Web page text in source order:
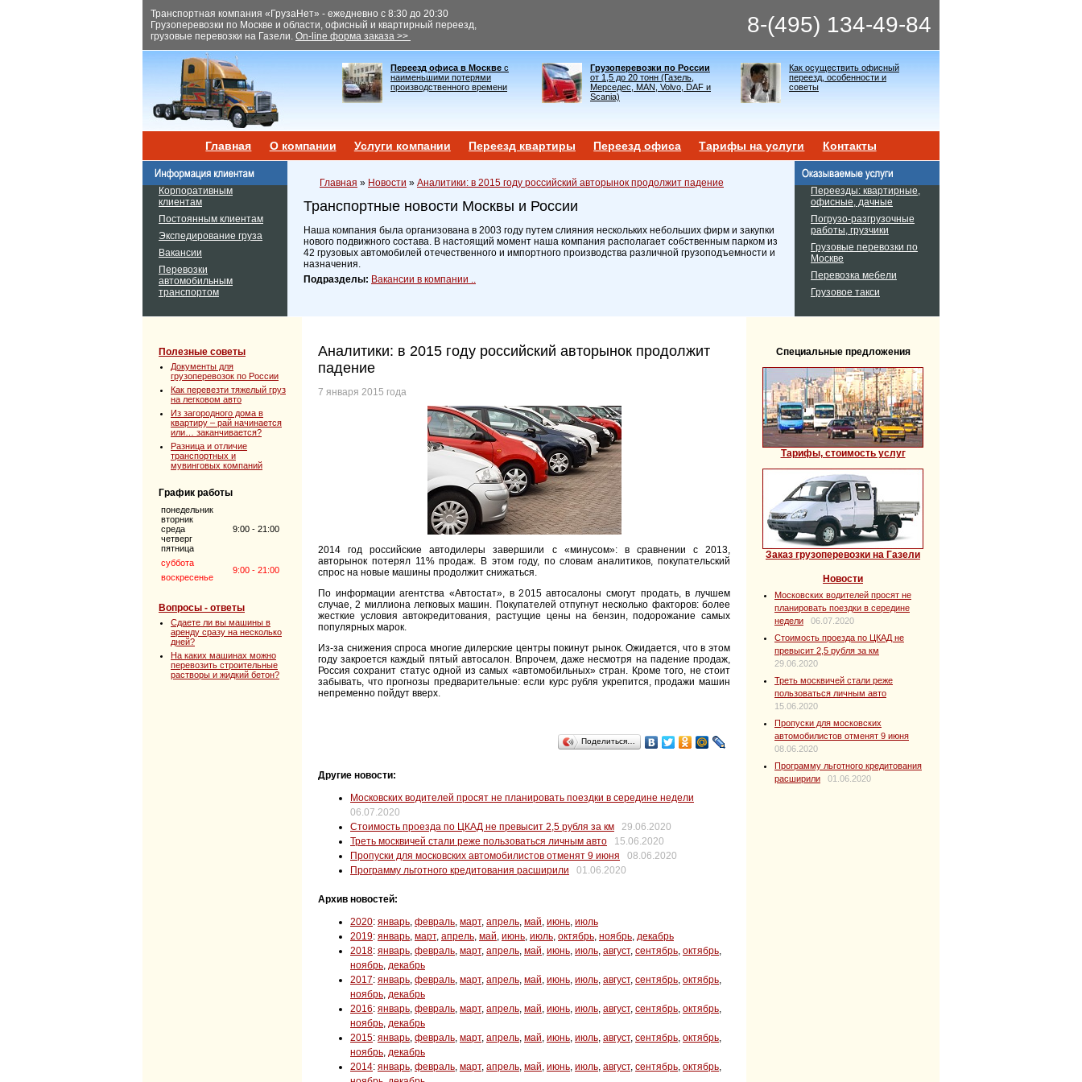
Транспортная компания «ГрузаНет» - ежедневно с 8:30 до 20:30
Грузоперевозки по Москве и области, офисный и квартирный переезд,
грузовые перевозки на Газели. On-line форма заказа >> 8-(495) 134-49-84
Переезд офиса в Москве с
наименьшими потерями
производственного времени
Грузоперевозки по России
от 1,5 до 20 тонн (Газель,
Мерседес, MAN, Volvo, DAF и
Scania)
Как осуществить офисный
переезд, особенности и
советы
Главная О компании Услуги компании Переезд квартиры Переезд офиса Тарифы на услуги Контакты
Корпоративным
клиентам
Постоянным клиентам
Экспедирование груза
Вакансии
Перевозки
автомобильным
транспортом
Главная » Новости » Аналитики: в 2015 году российский авторынок продолжит падение
Транспортные новости Москвы и России
Наша компания была организована в 2003 году путем слияния нескольких небольших фирм и закупки
нового подвижного состава. В настоящий момент наша компания располагает собственным парком из
42 грузовых автомобилей отечественного и импортного производства различной грузоподъемности и
назначения.
Подразделы: Вакансии в компании ..
Переезды: квартирные,
офисные, дачные
Погрузо-разгрузочные
работы, грузчики
Грузовые перевозки по
Москве
Перевозка мебели
Грузовое такси
Полезные советы
Документы для
грузоперевозок по России
Как перевезти тяжелый груз
на легковом авто
Из загородного дома в
квартиру – рай начинается
или… заканчивается?
Разница и отличие
транспортных и
мувинговых компаний
График работы
понедельник
вторник
среда
четверг
пятница
9:00 - 21:00
суббота
9:00 - 21:00
воскресенье
Вопросы - ответы
Сдаете ли вы машины в
аренду сразу на несколько
дней?
На каких машинах можно
перевозить строительные
растворы и жидкий бетон?
Аналитики: в 2015 году российский авторынок продолжит
падение
7 января 2015 года
2014 год российские автодилеры завершили с «минусом»: в сравнении с 2013,
авторынок потерял 11% продаж. В этом году, по словам аналитиков, покупательский
спрос на новые машины продолжит снижаться.
По информации агентства «Автостат», в 2015 автосалоны смогут продать, в лучшем
случае, 2 миллиона легковых машин. Покупателей отпугнут несколько факторов: более
жесткие условия автокредитования, растущие цены на бензин, подорожание самых
популярных марок.
Из-за снижения спроса многие дилерские центры покинут рынок. Ожидается, что в этом
году закроется каждый пятый автосалон. Впрочем, даже несмотря на падение продаж,
Россия сохранит статус одной из самых «автомобильных» стран. Кроме того, не стоит
забывать, что прогнозы предварительные: если курс рубля укрепится, продажи машин
непременно пойдут вверх.
Поделиться…
Другие новости:
Московских водителей просят не планировать поездки в середине недели
06.07.2020
Стоимость проезда по ЦКАД не превысит 2,5 рубля за км
29.06.2020
Треть москвичей стали реже пользоваться личным авто
15.06.2020
Пропуски для московских автомобилистов отменят 9 июня
08.06.2020
Программу льготного кредитования расширили
01.06.2020
Архив новостей:
2020: январь, февраль, март, апрель, май, июнь, июль
2019: январь, март, апрель, май, июнь, июль, октябрь, ноябрь, декабрь
2018: январь, февраль, март, апрель, май, июнь, июль, август, сентябрь, октябрь,
ноябрь, декабрь
2017: январь, февраль, март, апрель, май, июнь, июль, август, сентябрь, октябрь,
ноябрь, декабрь
2016: январь, февраль, март, апрель, май, июнь, июль, август, сентябрь, октябрь,
ноябрь, декабрь
2015: январь, февраль, март, апрель, май, июнь, июль, август, сентябрь, октябрь,
ноябрь, декабрь
2014: январь, февраль, март, апрель, май, июнь, июль, август, сентябрь, октябрь,
Специальные предложения
Тарифы, стоимость услуг
Заказ грузоперевозки на Газели
Новости
Московских водителей просят не
планировать поездки в середине
недели
06.07.2020
Стоимость проезда по ЦКАД не
превысит 2,5 рубля за км
29.06.2020
Треть москвичей стали реже
пользоваться личным авто
15.06.2020
Пропуски для московских
автомобилистов отменят 9 июня
08.06.2020
Программу льготного кредитования
расширили
01.06.2020